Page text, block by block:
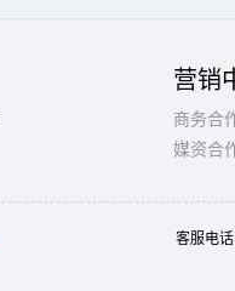
营销
商务合
媒资合
客服电